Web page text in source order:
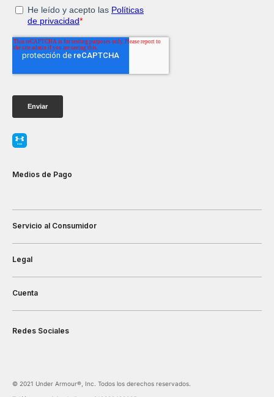
Medios de Pago
Servicio al Consumidor
Legal
Cuenta
Redes Sociales
©️ 2021 Under Armour®️, Inc. Todos los derechos reservados.